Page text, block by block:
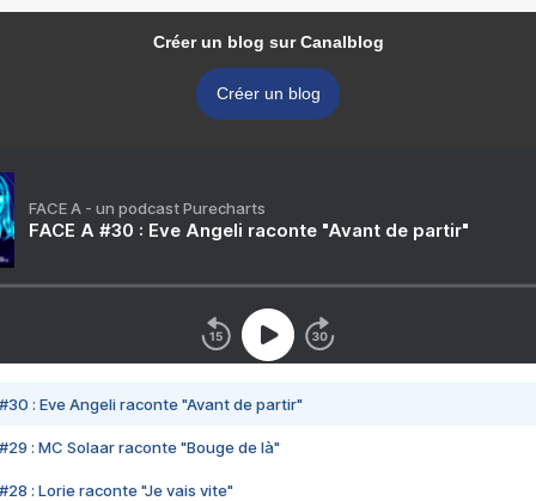
Créer un blog sur Canalblog
Créer un blog
FACE A - un podcast Purecharts
FACE A #30 : Eve Angeli raconte "Avant de partir"
#30 : Eve Angeli raconte "Avant de partir"
#29 : MC Solaar raconte "Bouge de là"
#28 : Lorie raconte "Je vais vite"